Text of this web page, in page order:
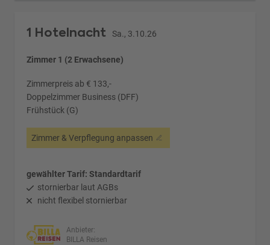
1 Hotelnacht Sa., 3.10.26
Zimmer 1 (2 Erwachsene)
Zimmerpreis ab € 133,-
Doppelzimmer Business (DFF)
Frühstück (G)
Zimmer & Verpflegung anpassen
gewählter Tarif: Standardtarif
stornierbar laut AGBs
nicht flexibel stornierbar
Anbieter:
BILLA Reisen